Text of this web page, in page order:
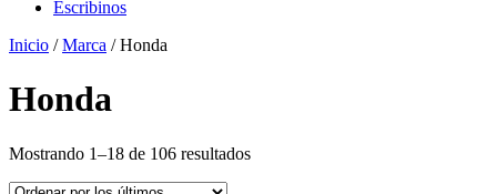
Escribinos
Inicio /Marca / Honda
Honda
Mostrando 1–18 de 106 resultadosOrdenado